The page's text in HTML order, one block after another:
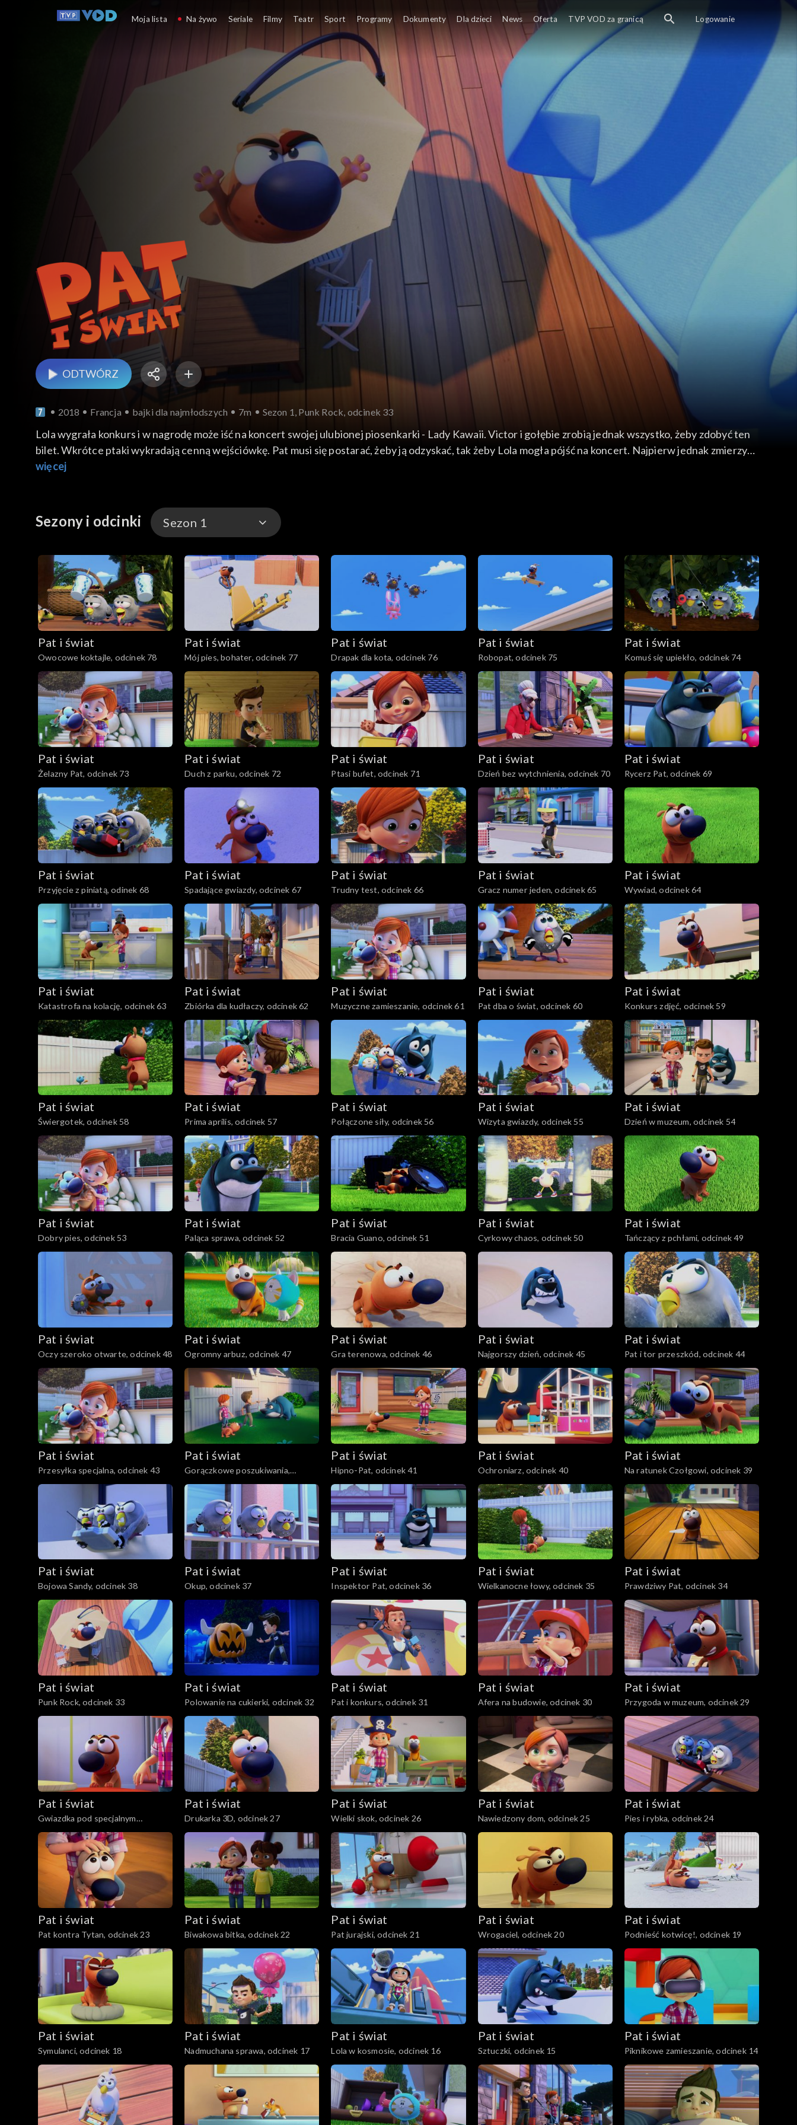
Pat i świat
ODTWÓRZ
2018 Francja bajki dla najmłodszych 7m Sezon 1, Punk Rock, odcinek 33
Lola wygrała konkurs i w nagrodę może iść na koncert swojej ulubionej piosenkarki - Lady Kawaii. Victor i gołębie zrobią jednak wszystko, żeby zdobyć ten
bilet. Wkrótce ptaki wykradają cenną wejściówkę. Pat musi się postarać, żeby ją odzyskać, tak żeby Lola mogła pójść na koncert. Najpierw jednak zmierzy
się z psem Lady Kawaii, który nie jest zbyt miły.
więcej
Sezony i odcinki Sezon 1
Sezon 2
Sezon 1
Pat i świat
Owocowe koktajle, odcinek 78
Pat i świat
Mój pies, bohater, odcinek 77
Pat i świat
Drapak dla kota, odcinek 76
Pat i świat
Robopat, odcinek 75
Pat i świat
Komuś się upiekło, odcinek 74
Pat i świat
Żelazny Pat, odcinek 73
Pat i świat
Duch z parku, odcinek 72
Pat i świat
Ptasi bufet, odcinek 71
Pat i świat
Dzień bez wytchnienia, odcinek 70
Pat i świat
Rycerz Pat, odcinek 69
Pat i świat
Przyjęcie z piniatą, odinek 68
Pat i świat
Spadające gwiazdy, odcinek 67
Pat i świat
Trudny test, odcinek 66
Pat i świat
Gracz numer jeden, odcinek 65
Pat i świat
Wywiad, odcinek 64
Pat i świat
Katastrofa na kolację, odcinek 63
Pat i świat
Zbiórka dla kudłaczy, odcinek 62
Pat i świat
Muzyczne zamieszanie, odcinek 61
Pat i świat
Pat dba o świat, odcinek 60
Pat i świat
Konkurs zdjęć, odcinek 59
Pat i świat
Świergotek, odcinek 58
Pat i świat
Prima aprilis, odcinek 57
Pat i świat
Połączone siły, odcinek 56
Pat i świat
Wizyta gwiazdy, odcinek 55
Pat i świat
Dzień w muzeum, odcinek 54
Pat i świat
Dobry pies, odcinek 53
Pat i świat
Paląca sprawa, odcinek 52
Pat i świat
Bracia Guano, odcinek 51
Pat i świat
Cyrkowy chaos, odcinek 50
Pat i świat
Tańczący z pchłami, odcinek 49
Pat i świat
Oczy szeroko otwarte, odcinek 48
Pat i świat
Ogromny arbuz, odcinek 47
Pat i świat
Gra terenowa, odcinek 46
Pat i świat
Najgorszy dzień, odcinek 45
Pat i świat
Pat i tor przeszkód, odcinek 44
Pat i świat
Przesyłka specjalna, odcinek 43
Pat i świat
Gorączkowe poszukiwania,
odcinek 42
Pat i świat
Hipno-Pat, odcinek 41
Pat i świat
Ochroniarz, odcinek 40
Pat i świat
Na ratunek Czołgowi, odcinek 39
Pat i świat
Bojowa Sandy, odcinek 38
Pat i świat
Okup, odcinek 37
Pat i świat
Inspektor Pat, odcinek 36
Pat i świat
Wielkanocne łowy, odcinek 35
Pat i świat
Prawdziwy Pat, odcinek 34
Pat i świat
Punk Rock, odcinek 33
Pat i świat
Polowanie na cukierki, odcinek 32
Pat i świat
Pat i konkurs, odcinek 31
Pat i świat
Afera na budowie, odcinek 30
Pat i świat
Przygoda w muzeum, odcinek 29
Pat i świat
Gwiazdka pod specjalnym
nadzorem, odcinek 28
Pat i świat
Drukarka 3D, odcinek 27
Pat i świat
Wielki skok, odcinek 26
Pat i świat
Nawiedzony dom, odcinek 25
Pat i świat
Pies i rybka, odcinek 24
Pat i świat
Pat kontra Tytan, odcinek 23
Pat i świat
Biwakowa bitka, odcinek 22
Pat i świat
Pat jurajski, odcinek 21
Pat i świat
Wrogaciel, odcinek 20
Pat i świat
Podnieść kotwicę!, odcinek 19
Pat i świat
Symulanci, odcinek 18
Pat i świat
Nadmuchana sprawa, odcinek 17
Pat i świat
Lola w kosmosie, odcinek 16
Pat i świat
Sztuczki, odcinek 15
Pat i świat
Piknikowe zamieszanie, odcinek 14
Moja lista Na żywo Seriale Filmy Teatr Sport Programy Dokumenty Dla dzieci News Oferta TVP VOD za granicą Logowanie